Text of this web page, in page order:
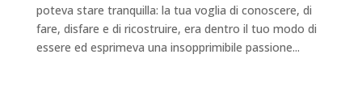
poteva stare tranquilla: la tua voglia di conoscere, di
fare, disfare e di ricostruire, era dentro il tuo modo di
essere ed esprimeva una insopprimibile passione...